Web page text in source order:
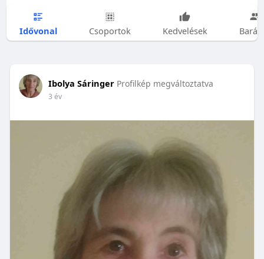
Idővonal Csoportok Kedvelések
Ibolya Sáringer Profilkép megváltoztatva
3 év